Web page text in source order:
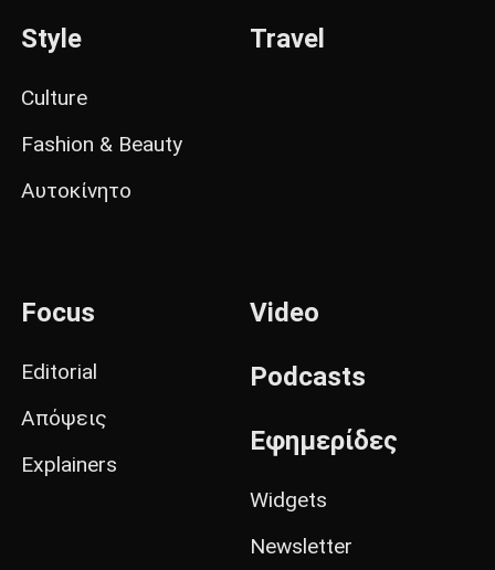
Style
Culture
Fashion & Beauty
Αυτοκίνητο
Travel
Focus
Editorial
Απόψεις
Explainers
Video
Podcasts
Εφημερίδες
Widgets
Newsletter